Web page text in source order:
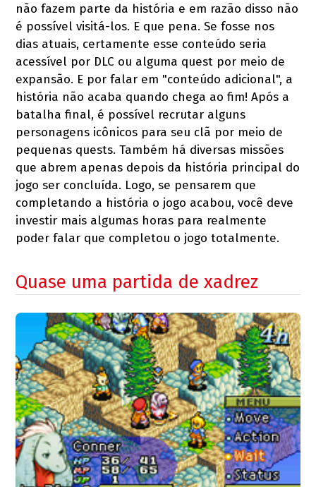
não fazem parte da história e em razão disso não
é possível visitá-los. E que pena. Se fosse nos
dias atuais, certamente esse conteúdo seria
acessível por DLC ou alguma quest por meio de
expansão. E por falar em "conteúdo adicional", a
história não acaba quando chega ao fim! Após a
batalha final, é possível recrutar alguns
personagens icônicos para seu clã por meio de
pequenas quests. Também há diversas missões
que abrem apenas depois da história principal do
jogo ser concluída. Logo, se pensarem que
completando a história o jogo acabou, você deve
investir mais algumas horas para realmente
poder falar que completou o jogo totalmente.
Quase uma partida de xadrez